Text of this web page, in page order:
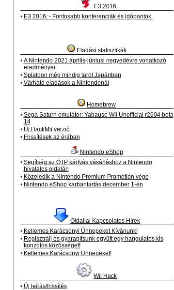
E3 2016
• E3 2016: - Fontosabb konferenciák és idôpontok.
Eladási statisztikák
• A Nintendo 2021 április-júniusi negyedévre vonatkozó
eredményei
• Splatoon még mindig tarol Japánban
• Várható eladások a Nintendonál
Homebrew
• Sega Saturn emulátor: Yabause Wii Unofficial r2604 beta
14
• Új HackMii verzió
• Frissítések az érában
Nintendo eShop
• Segítség az OTP kártyás vásárláshoz a Nintendo
hivatalos oldalán
• Közeledik a Nintendo Premium Promotion vége
• Nintendo eShop karbantartás december 1-én
Oldallal Kapcsolatos Hírek
• Kellemes Karácsonyi Ünnepeket Kívánunk!
• Regisztrálj és gyarapítsunk együtt egy hangulatos kis
konzolos közösséget!
• Kellemes Karácsonyi Ünnepeket!
Wii Hack
• Új leírás/frissítés